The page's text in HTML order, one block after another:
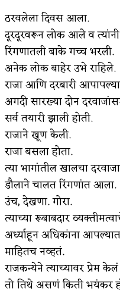
ठरवलेला दिवस आला.
दूरदूरवरून लोक आले व त्यांनी
रिंगणातली बाके गच्च भरली.
अनेक लोक बाहेर उभे राहिले.
राजा आणि दरबारी
अगदी सारख्या दोन
सर्व तयारी झाली होती.
राजाने खूण केली.
राजा बसला होता.
त्या भागांतील खालचा
डौलाने चालत रिंगणांत आला.
उंच, देखणा. गोरा.
त्याच्या रूबाबदार
अर्ध्याहून अधिकांना
माहितच नव्हतं.
राजकन्येने त्याच्यावर प्रेम
तो तिथे असणं किती भयंकर